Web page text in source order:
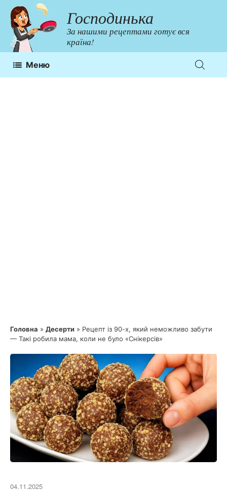
Перейти
до
контенту
Господинька
За нашими рецептами готує вся
країна!
Меню
Головна » Десерти » Рецепт із 90-х, який неможливо забути
— Такі робила мама, коли не було «Снікерсів»
04.11.2025